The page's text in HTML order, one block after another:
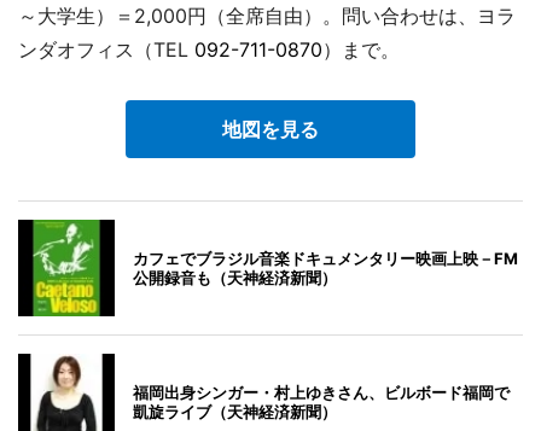
～大学生）＝2,000円（全席自由）。問い合わせは、ヨラ
ンダオフィス（TEL 092-711-0870）まで。
地図を見る
カフェでブラジル音楽ドキュメンタリー映画上映－FM
公開録音も（天神経済新聞）
福岡出身シンガー・村上ゆきさん、ビルボード福岡で
凱旋ライブ（天神経済新聞）